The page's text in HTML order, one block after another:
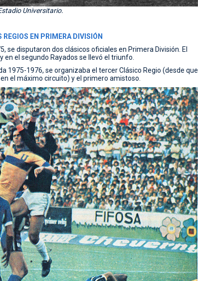
Universitario.
EN PRIMERA DIVISIÓN
se disputaron dos clásicos oficiales en Primera División. El
el segundo Rayados se llevó el triunfo.
1975-1976, se organizaba el tercer Clásico Regio (desde que
el máximo circuito) y el primero amistoso.